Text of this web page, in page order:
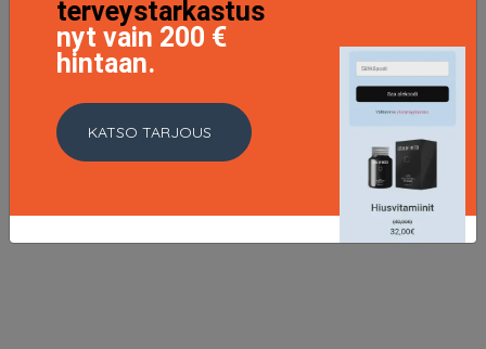
bareMinerals Complexion Rescue Tinted Hydrating Gel
Cream SPF 30 35 ml - 11.5 Mahogany
31.4 EUR
terveystarkastus
nyt vain 200 €
hintaan.
KATSO TARJOUS